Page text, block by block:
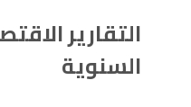
التقارير
السنوية